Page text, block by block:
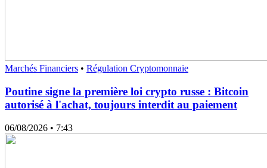
Marchés Financiers • Régulation Cryptomonnaie
Poutine signe la première loi crypto russe : Bitcoin
autorisé à l'achat, toujours interdit au paiement
06/08/2026 • 7:43